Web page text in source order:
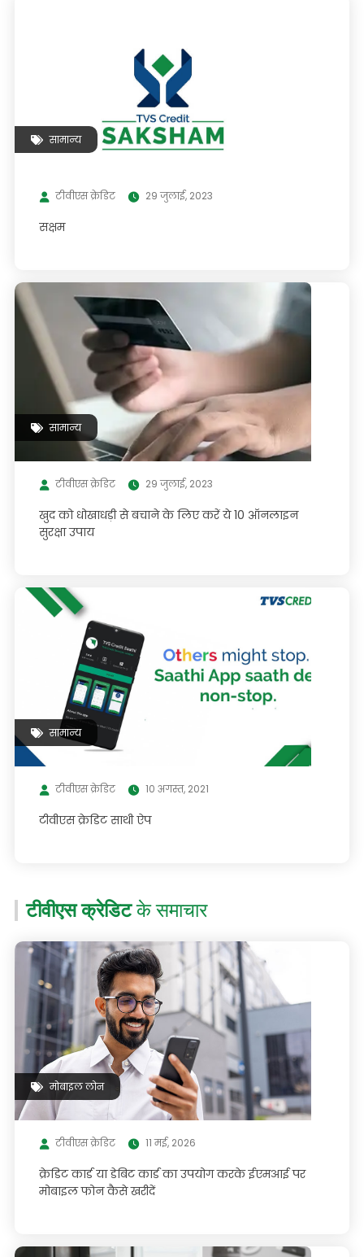
सामान्य
टीवीएस क्रेडिट 29 जुलाई, 2023
सक्षम
सामान्य
टीवीएस क्रेडिट 29 जुलाई, 2023
खुद को धोखाधड़ी से बचाने के लिए करें ये 10 ऑनलाइन
सुरक्षा उपाय
सामान्य
टीवीएस क्रेडिट 10 अगस्त, 2021
टीवीएस क्रेडिट साथी ऐप
टीवीएस क्रेडिटके समाचार
मोबाइल लोन
टीवीएस क्रेडिट 11 मई, 2026
क्रेडिट कार्ड या डेबिट कार्ड का उपयोग करके ईएमआई पर
मोबाइल फोन कैसे खरीदें